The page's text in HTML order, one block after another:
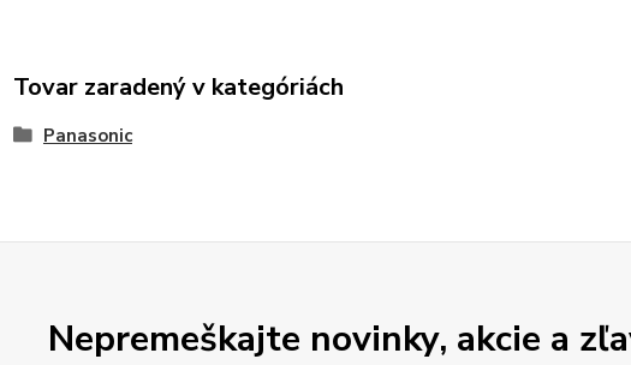
Tovar zaradený v kategóriách
Panasonic
Nepremeškajte novinky, akcie a